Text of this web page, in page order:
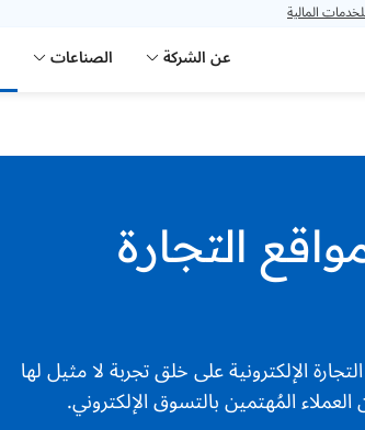
المالية
عن الشركة الصناعات
التجارة
الإلكترونية على خلق تجربة لا مثيل لها
المُهتمين بالتسوق الإلكتروني.